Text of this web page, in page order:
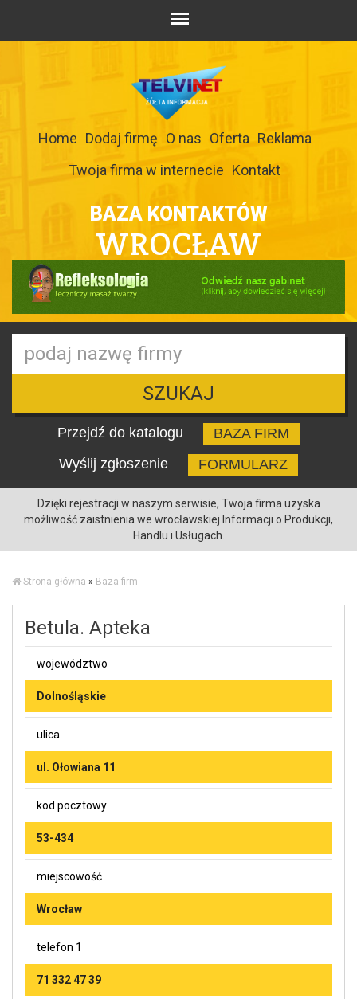
Home Dodaj firmę O nas Oferta Reklama
Twoja firma w internecie Kontakt
BAZA KONTAKTÓW
WROCŁAW
SZUKAJ
Przejdź do katalogu
BAZA FIRM
Wyślij zgłoszenie
FORMULARZ
Dzięki rejestracji w naszym serwisie, Twoja firma uzyska
możliwość zaistnienia we wrocławskiej Informacji o Produkcji,
Handlu i Usługach.
Strona główna » Baza firm
Betula. Apteka
województwo
Dolnośląskie
ulica
ul. Ołowiana 11
kod pocztowy
53-434
miejscowość
Wrocław
telefon 1
71 332 47 39